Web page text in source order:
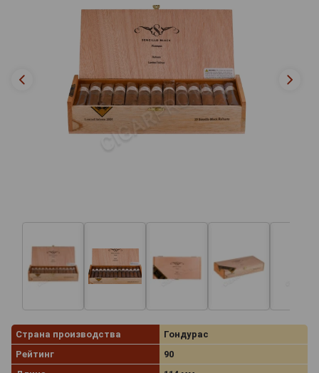
Страна производства
Гондурас
Рейтинг
90